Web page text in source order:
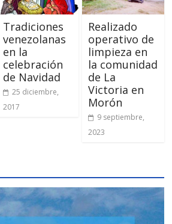
Tradiciones
venezolanas
en la
celebración
de Navidad
25 diciembre,
2017
Realizado
operativo de
limpieza en
la comunidad
de La
Victoria en
Morón
9 septiembre,
2023